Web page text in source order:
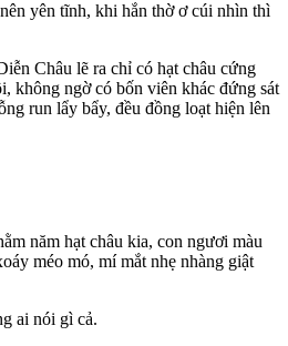
yên tĩnh, khi hắn thờ ơ cúi nhìn thì
Châu lẽ ra chỉ có hạt châu cứng
không ngờ có bốn viên khác đứng sát
run lẩy bẩy, đều đồng loạt hiện lên
năm hạt châu kia, con ngươi màu
méo mó, mí mắt nhẹ nhàng giật
ai nói gì cả.